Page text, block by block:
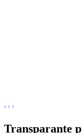
Transparante